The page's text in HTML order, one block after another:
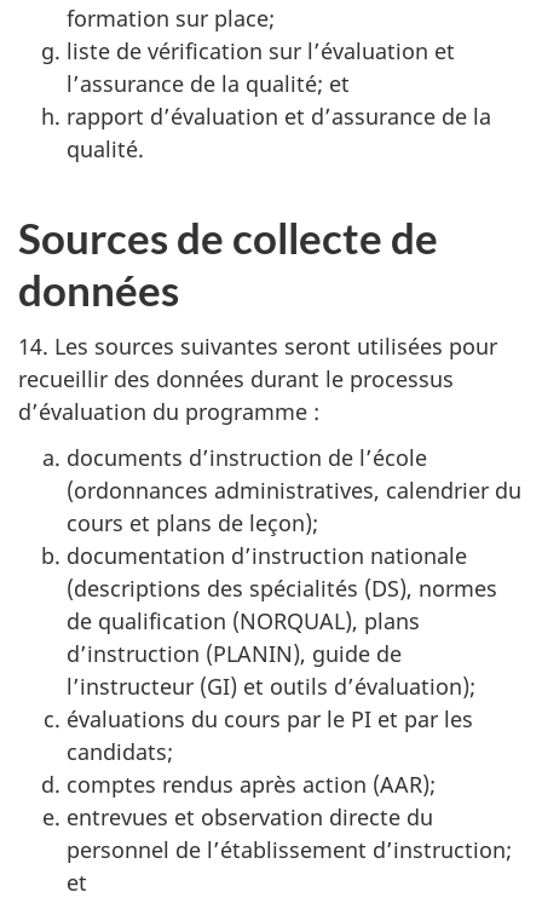
formation sur place;
liste de vérification sur l’évaluation et
l’assurance de la qualité; et
rapport d’évaluation et d’assurance de la
qualité.
Sources de collecte de
données
14. Les sources suivantes seront utilisées pour
recueillir des données durant le processus
d’évaluation du programme :
documents d’instruction de l’école
(ordonnances administratives, calendrier du
cours et plans de leçon);
documentation d’instruction nationale
(descriptions des spécialités (DS), normes
de qualification (NORQUAL), plans
d’instruction (PLANIN), guide de
l’instructeur (GI) et outils d’évaluation);
évaluations du cours par le PI et par les
candidats;
comptes rendus après action (AAR);
entrevues et observation directe du
personnel de l’établissement d’instruction;
et